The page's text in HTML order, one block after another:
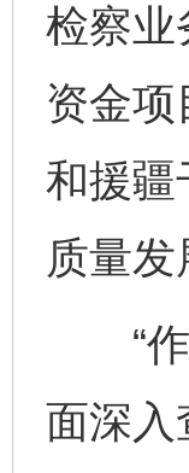
检察业
资金项
和援疆
质量发
“作
面深入